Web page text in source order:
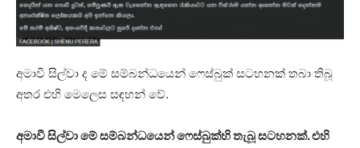
අමාවී සිල්වා ද මේ සම්බන්ධයෙන් ෆෙස්බුක් සටහනක් තබා තිබූ
අතර එහි මෙලෙස සඳහන් වේ.
අමාවී සිල්වා මේ සම්බන්ධයෙන් ෆෙස්බුක්හි තැබූ සටහනක්. එහි